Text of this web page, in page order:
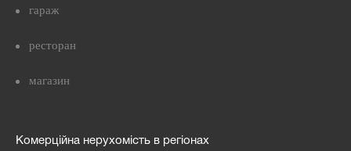
гараж
ресторан
магазин
Комерційна нерухомість в регіонах